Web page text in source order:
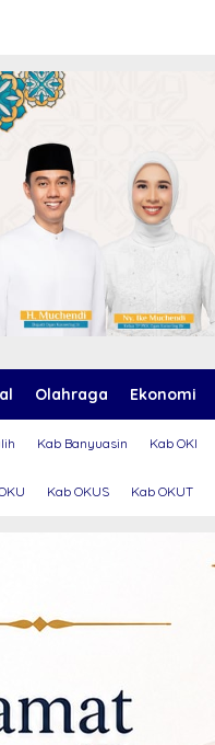
Olahraga Ekonomi
Kab Banyuasin Kab OKI
Kab OKUS Kab OKUT